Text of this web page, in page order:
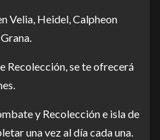
Velia, Heidel, Calpheon
Recolección, se te ofrecerá
y Recolección e isla de
una vez al día cada una.